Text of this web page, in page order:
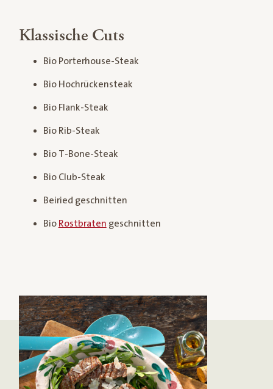
Klassische Cuts
Bio Porterhouse-Steak
Bio Hochrückensteak
Bio Flank-Steak
Bio Rib-Steak
Bio T-Bone-Steak
Bio Club-Steak
Beiried geschnitten
Bio Rostbraten geschnitten